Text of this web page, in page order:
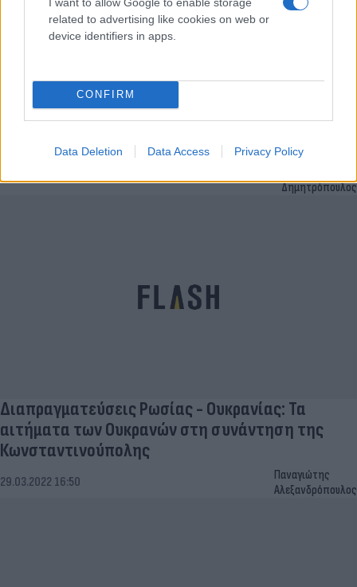
related to advertising like cookies on web or
device identifiers in apps.
CONFIRM
Data Deletion Data Access Privacy Policy
Ουκρανία: Η Ρωσία απειλεί με αποχώρηση από
τις συνομιλίες - Αφορμή η επίθεση στο
Μπελγκορόντ [vids]
01.04.2022 21:04
Δημητρόπουλος
Διαπραγματεύσεις Ρωσίας - Ουκρανίας: Τα
αιτήματα των Ουκρανών στη συνάντηση της
Κωνσταντινούπολης
29.03.2022 16:50
Παναγιώτης
Αλεξανδρόπουλος